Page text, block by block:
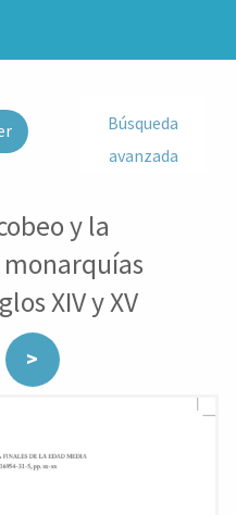
Búsqueda
avanzada
y la
XIV y XV
>